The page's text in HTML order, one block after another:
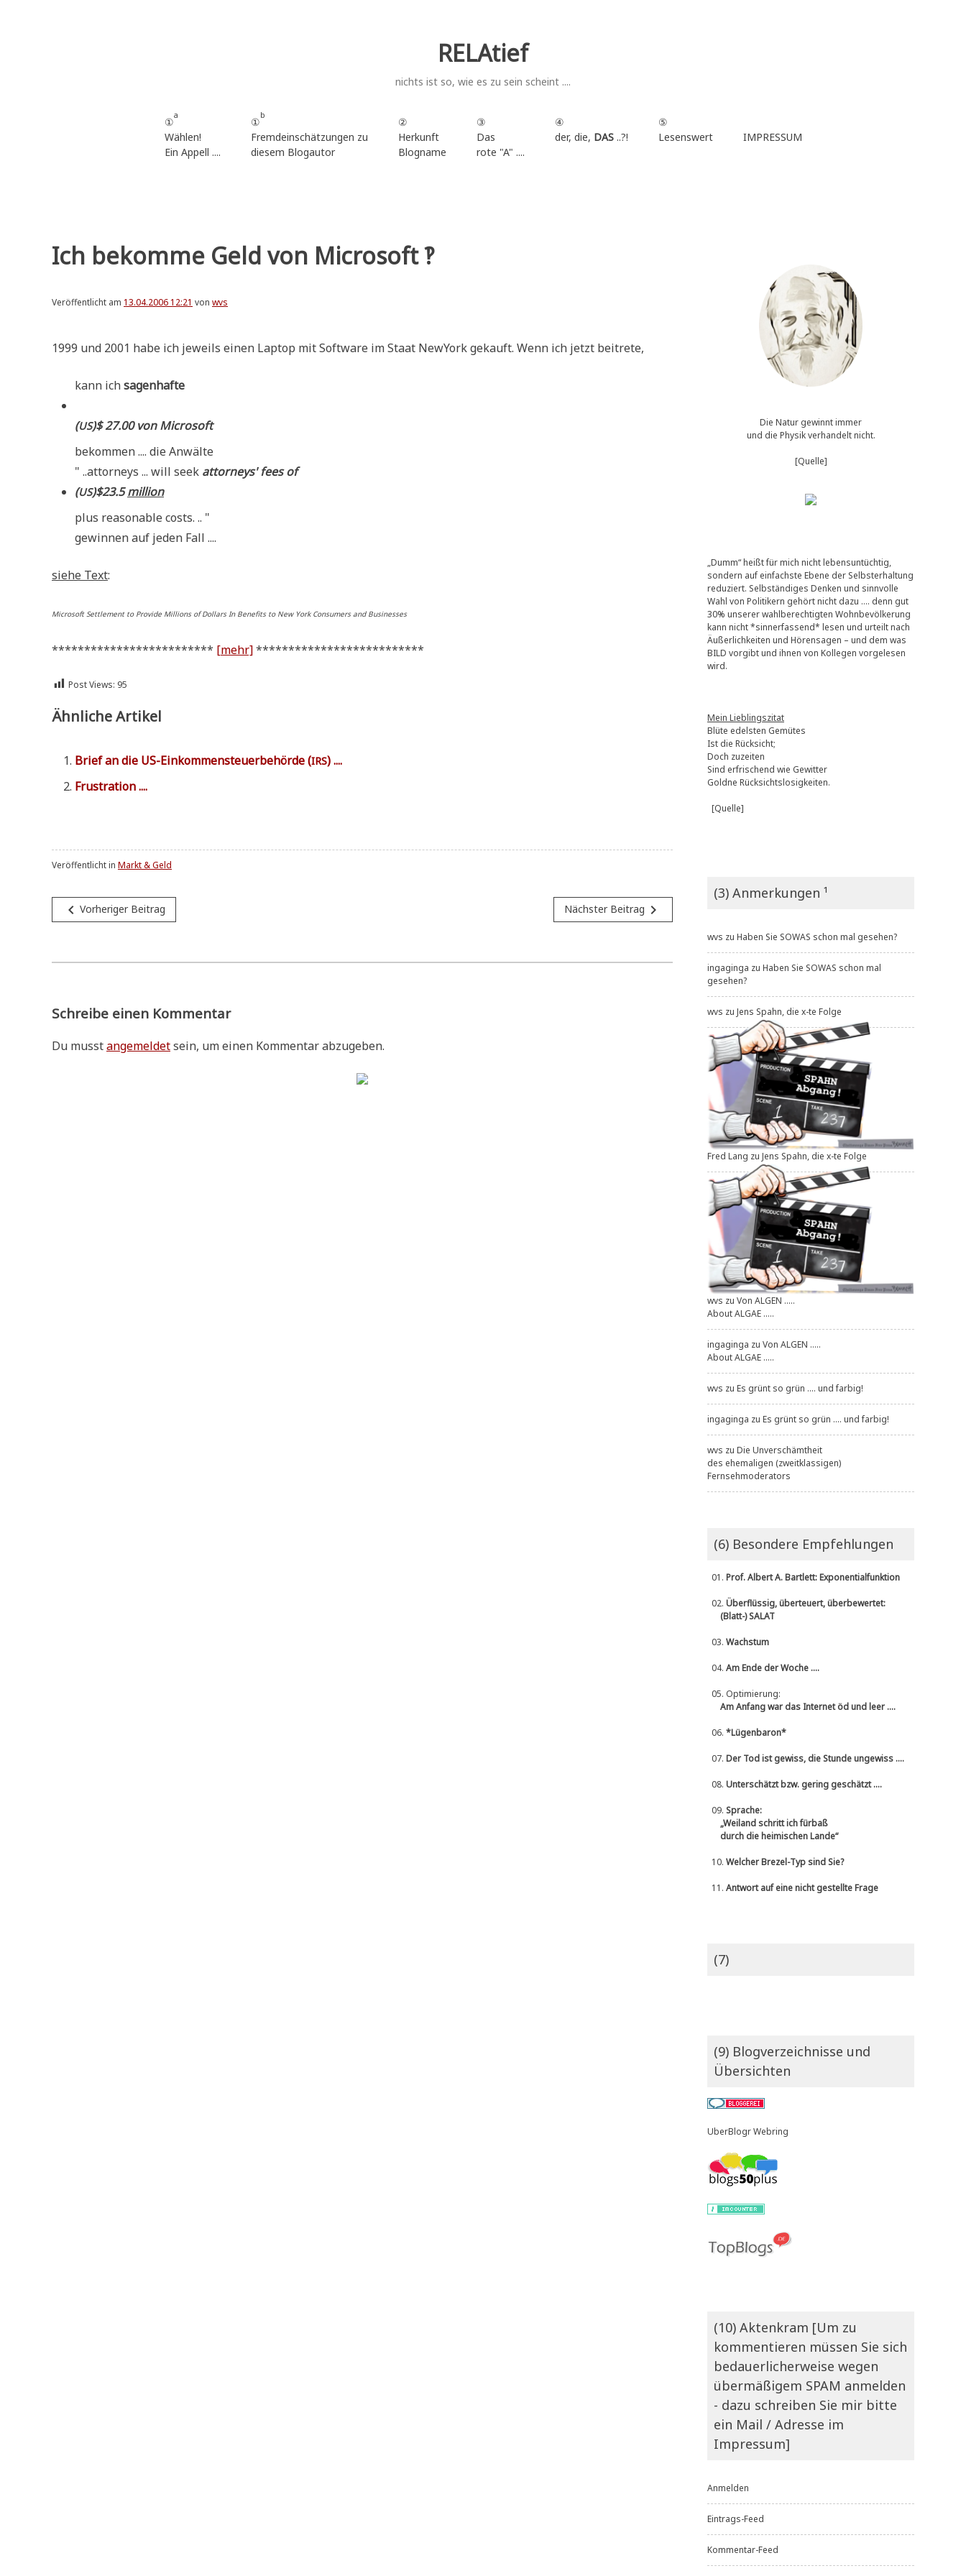
RELAtief
nichts ist so, wie es zu sein scheint ....
①
a
Wählen!
Ein Appell ....
①
b
Fremdeinschätzungen zu
diesem Blogautor
②
Herkunft
Blogname
③
Das
rote "A" ....
④
der, die, DAS..?!
⑤
Lesenswert
IMPRESSUM
Ich bekomme Geld von Microsoft ‽
Veröffentlicht am 13.04.2006 12:21 von wvs
1999 und 2001 habe ich jeweils einen Lap­top mit Soft­ware im Staat NewYork gekauft. Wenn ich jetzt beitrete,
kann ichsagen­haf­te
(US)$ 27.00 von Microsoft
bekom­men .... die Anwälte
" ..att­or­neys ... will seek att­or­neys' fees of
(US)$23.5mil­li­on
plus rea­sonable costs. .. "
gewin­nen auf jeden Fall ....
sie­he Text:
Micro­soft Sett­le­ment to Pro­vi­de Mil­li­ons of Dol­lars In Bene­fits to New York Con­su­mers and Businesses
************************* [mehr]**************************
Post Views: 95
Ähnliche Artikel
Brief an die US-Ein­kom­men­steu­er­be­hör­de (IRS) ....
Fru­stra­ti­on ....
Veröffentlicht in Markt & Geld
Beitragsnavigation
navigate_before Vorheriger Beitrag Nächster Beitrag navigate_next
Schreibe einen Kommentar
Du musstangemeldetsein, um einen Kommentar abzugeben.
Die Natur gewinnt immer
und die Physik verhandelt nicht.
[Quelle]
„Dumm“ heißt für mich nicht lebensuntüchtig,
sondern auf einfachste Ebene der Selbsterhaltung
reduziert. Selbständiges Denken und sinnvolle
Wahl von Politikern gehört nicht dazu …. denn gut
30% unserer wahlberechtigten Wohnbevölkerung
kann nicht *sinnerfassend* lesen und urteilt nach
Äußerlichkeiten und Hörensagen – und dem was
BILD vorgibt und ihnen von Kollegen vorgelesen
wird.
Mein Lieblingszitat
Blüte edelsten Gemütes
Ist die Rücksicht;
Doch zuzeiten
Sind erfrischend wie Gewitter
Goldne Rücksichtslosigkeiten.
[Quelle]
(3) Anmerkungen ¹
wvs zu Haben Sie SOWAS schon mal gesehen?
ingaginga zu Haben Sie SOWAS schon mal
gesehen?
wvs zu Jens Spahn, die x-te Folge
Fred Lang zu Jens Spahn, die x-te Folge
wvs zu Von ALGEN .....
About ALGAE .....
ingaginga zu Von ALGEN .....
About ALGAE .....
wvs zu Es grünt so grün .... und farbig!
ingaginga zu Es grünt so grün .... und farbig!
wvs zu Die Unverschämtheit
des ehemaligen (zweitklassigen)
Fernsehmoderators
(6) Besondere Empfehlungen
01. Prof. Albert A. Bartlett: Exponentialfunktion
02. Überflüssig, überteuert, überbewertet:
(Blatt-) SALAT
03. Wachstum
04. Am Ende der Woche ....
05. Optimierung:
Am Anfang war das Internet öd und leer ....
06. *Lügenbaron*
07. Der Tod ist gewiss, die Stunde ungewiss ....
08. Unterschätzt bzw. gering geschätzt ....
09. Sprache:
„Weiland schritt ich fürbaß
durch die heimischen Lande“
10. Welcher Brezel-Typ sind Sie?
11. Antwort auf eine nicht gestellte Frage
(7)
(9) Blogverzeichnisse und
Übersichten
UberBlogr Webring
(10) Aktenkram [Um zu
kommentieren müssen Sie sich
bedauerlicherweise wegen
übermäßigem SPAM anmelden
- dazu schreiben Sie mir bitte
ein Mail / Adresse im
Impressum]
Anmelden
Eintrags-Feed
Kommentar-Feed